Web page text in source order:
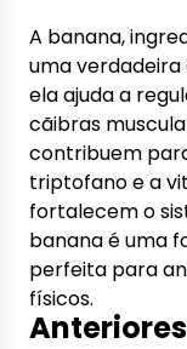
A banana,
uma verdadeira
ela ajuda a
cãibras
contribuem
triptofano e a
fortalecem o
banana é uma
perfeita para
físicos.
Anteriores